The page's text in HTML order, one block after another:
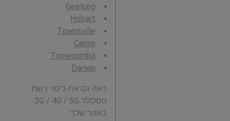
Geelong
Hobart
Townsville
Cairns
Toowoomba
Darwin
ראה גם את כיסוי רשת
הסלולר 3G / 4G / 5G
באזור שלך: